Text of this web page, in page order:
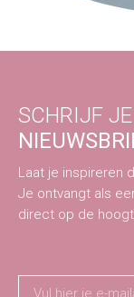
SCHRIJF
Laat je inspireren
Je ontvangt als
direct op de